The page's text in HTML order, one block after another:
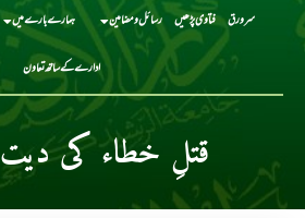
سرورق فتاوی پڑھیں رسائل و مضامین ہمارے بارے میں
ادارے کے ساتھ تعاون
قتلِ خطاء کی